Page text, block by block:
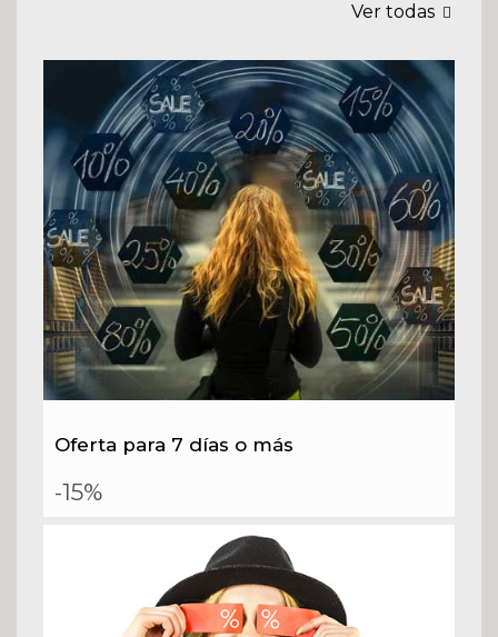
Ver todas
Oferta para 7 días o más
-15%